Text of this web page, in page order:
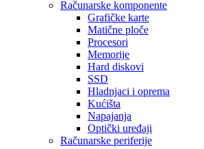
Računarske komponente
Grafičke karte
Matične ploče
Procesori
Memorije
Hard diskovi
SSD
Hladnjaci i oprema
Kućišta
Napajanja
Optički uređaji
Računarske periferije